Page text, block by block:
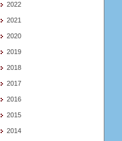
2022
2021
2020
2019
2018
2017
2016
2015
2014